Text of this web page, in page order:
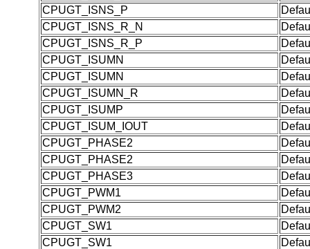
CPUGT_ISNS_P
CPUGT_ISNS_R_N
CPUGT_ISNS_R_P
CPUGT_ISUMN
CPUGT_ISUMN
CPUGT_ISUMN_R
CPUGT_ISUMP
CPUGT_ISUM_IOUT
CPUGT_PHASE2
CPUGT_PHASE2
CPUGT_PHASE3
CPUGT_PWM1
CPUGT_PWM2
CPUGT_SW1
CPUGT_SW1